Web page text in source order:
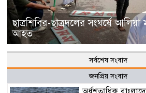
ছাত্রশিবির-ছাত্রদলের সংঘর্ষে আলিয়া
আহত
সর্বশেষ সংবাদ
জনপ্রিয় সংবাদ